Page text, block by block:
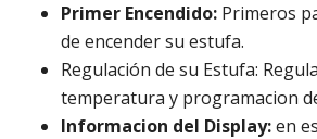
Primer Encendido: Primeros
de encender su estufa.
Regulación de su Estufa:
temperatura y programacion
Informacion del Display:en